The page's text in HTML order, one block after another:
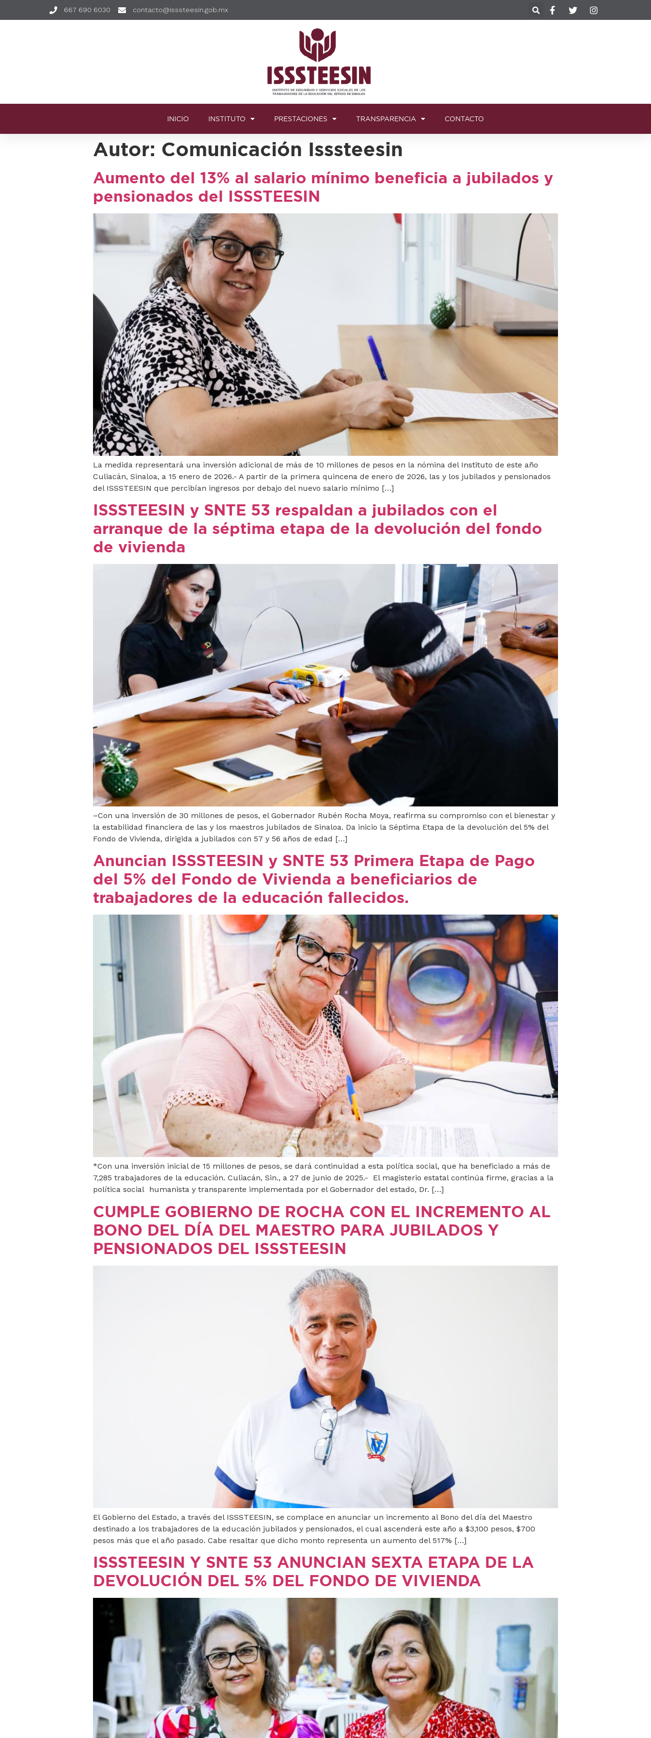
667 690 6030 contacto@isssteesin.gob.mx
INICIO INSTITUTO PRESTACIONES TRANSPARENCIA CONTACTO
Autor: Comunicación Isssteesin
Aumento del 13% al salario mínimo beneficia a jubilados y
pensionados del ISSSTEESIN
La medida representará una inversión adicional de más de 10 millones de pesos en la nómina del Instituto de este año
Culiacán, Sinaloa, a 15 enero de 2026.- A partir de la primera quincena de enero de 2026, las y los jubilados y pensionados
del ISSSTEESIN que percibían ingresos por debajo del nuevo salario mínimo […]
ISSSTEESIN y SNTE 53 respaldan a jubilados con el
arranque de la séptima etapa de la devolución del fondo
de vivienda
–Con una inversión de 30 millones de pesos, el Gobernador Rubén Rocha Moya, reafirma su compromiso con el bienestar y
la estabilidad financiera de las y los maestros jubilados de Sinaloa. Da inicio la Séptima Etapa de la devolución del 5% del
Fondo de Vivienda, dirigida a jubilados con 57 y 56 años de edad […]
Anuncian ISSSTEESIN y SNTE 53 Primera Etapa de Pago
del 5% del Fondo de Vivienda a beneficiarios de
trabajadores de la educación fallecidos.
*Con una inversión inicial de 15 millones de pesos, se dará continuidad a esta política social, que ha beneficiado a más de
7,285 trabajadores de la educación. Culiacán, Sin., a 27 de junio de 2025.- El magisterio estatal continúa firme, gracias a la
política social humanista y transparente implementada por el Gobernador del estado, Dr. […]
CUMPLE GOBIERNO DE ROCHA CON EL INCREMENTO AL
BONO DEL DÍA DEL MAESTRO PARA JUBILADOS Y
PENSIONADOS DEL ISSSTEESIN
El Gobierno del Estado, a través del ISSSTEESIN, se complace en anunciar un incremento al Bono del día del Maestro
destinado a los trabajadores de la educación jubilados y pensionados, el cual ascenderá este año a $3,100 pesos, $700
pesos más que el año pasado. Cabe resaltar que dicho monto representa un aumento del 517% […]
ISSSTEESIN Y SNTE 53 ANUNCIAN SEXTA ETAPA DE LA
DEVOLUCIÓN DEL 5% DEL FONDO DE VIVIENDA